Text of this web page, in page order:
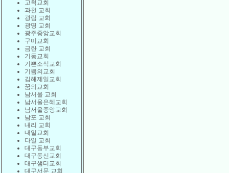
고척교회
과천 교회
광림 교회
광명 교회
광주중앙교회
구미교회
금란 교회
기둥교회
기쁜소식교회
기쁨의교회
김해제일교회
꿈의교회
남서울 교회
남서울은혜교회
남서울중앙교회
남포 교회
내리 교회
내일교회
다일 교회
대구동부교회
대구동신교회
대구샘터교회
대구서문 교회